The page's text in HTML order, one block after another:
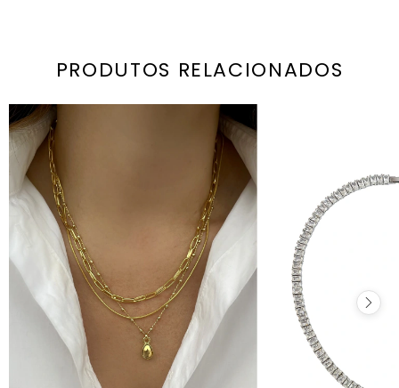
PRODUTOS RELACIONADOS